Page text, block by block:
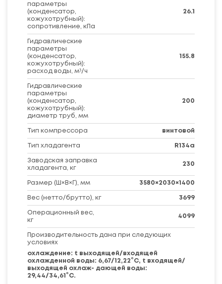
параметры
(конденсатор,
кожухотрубный):
сопротивление, кПа
26.1
Гидравлические
параметры
(конденсатор,
кожухотрубный):
расход воды, м³/ч
155.8
Гидравлические
параметры
(конденсатор,
кожухотрубный):
диаметр труб, мм
200
Тип компрессора винтовой
Тип хладагента R134a
Заводская заправка
хладагента, кг
230
Размер (Ш×В×Г), мм 3580×2030×1400
Вес (нетто/брутто), кг 3699
Операционный вес,
кг
4099
Производительность дана при следующих
условиях
охлаждение: t выходящей/входящей
охлажденной воды: 6,67/12,22°С, t входящей/
выходящей охлаж- дающей воды:
29,44/34,61°С.